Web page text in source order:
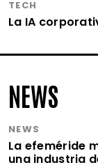
TECH
La IA
NEWS
NEWS
La efeméride
una industria